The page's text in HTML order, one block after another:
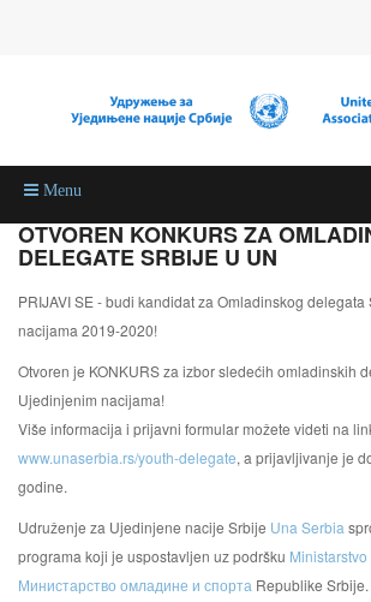
Menu
OTVOREN KONKURS ZA
DELEGATE SRBIJE U UN
PRIJAVI SE - budi kandidat za Omladinskog
nacijama 2019-2020!
Otvoren je KONKURS za izbor sledećih omladinskih
Ujedinjenim nacijama!
Više informacija i prijavni formular možete videti na
www.unaserbia.rs/youth-delegate, a prijavljivanje je
godine.
Udruženje za Ujedinjene nacije Srbije Una Serbia
programa koji je uspostavljen uz podršku
Министарство омладине и спорта Republike